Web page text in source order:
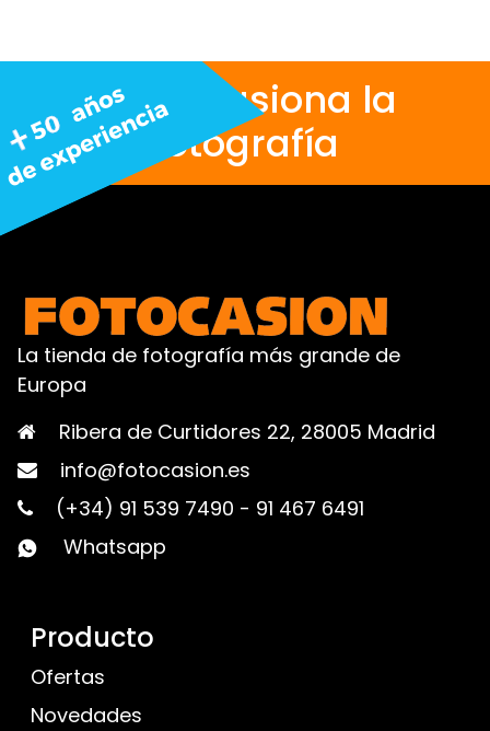
Nos apasiona la
fotografía
La tienda de fotografía más grande de
Europa
Ribera de Curtidores 22, 28005 Madrid
info@fotocasion.es
(+34) 91 539 7490 - 91 467 6491
Whatsapp
Producto
Ofertas
Novedades